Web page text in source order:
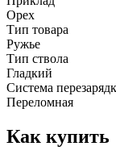
Орех
Тип товара
Ружье
Тип ствола
Гладкий
Система
Переломная
Как купить